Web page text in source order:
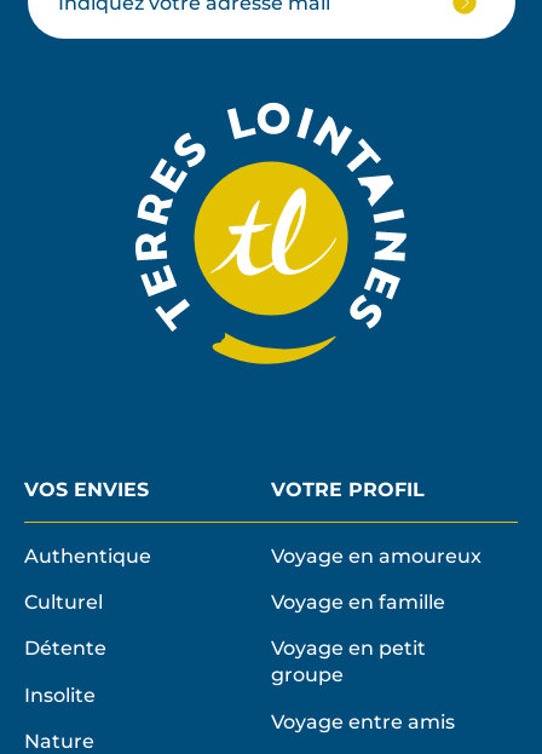
Votre
email
JE
VOS ENVIES
Authentique
Culturel
Détente
Insolite
Nature
VOTRE PROFIL
Voyage en amoureux
Voyage en famille
Voyage en petit
groupe
Voyage entre amis